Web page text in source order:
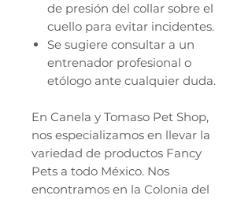
de presión del collar sobre el
cuello para evitar incidentes.
Se sugiere consultar a un
entrenador profesional o
etólogo ante cualquier duda.
En Canela y Tomaso Pet Shop,
nos especializamos en llevar la
variedad de productos Fancy
Pets a todo México. Nos
encontramos en la Colonia del